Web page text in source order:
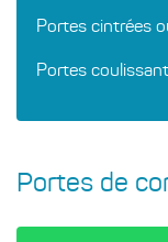
Portes cintrées
Portes
Portes de